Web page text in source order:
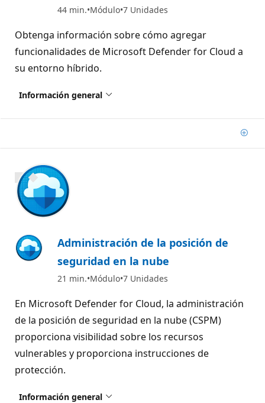
44 min. Módulo 7 Unidades
Obtenga información sobre cómo agregar
funcionalidades de Microsoft Defender for Cloud a
su entorno híbrido.
Información general
800 XP
Administración de la posición de
seguridad en la nube
21 min. Módulo 7 Unidades
En Microsoft Defender for Cloud, la administración
de la posición de seguridad en la nube (CSPM)
proporciona visibilidad sobre los recursos
vulnerables y proporciona instrucciones de
protección.
Información general